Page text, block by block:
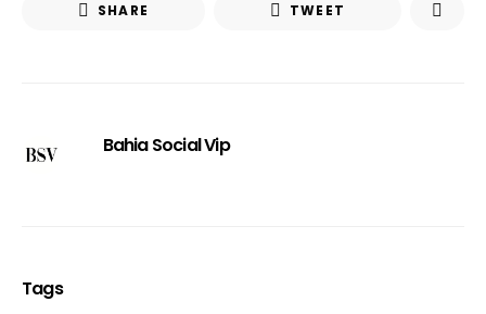
SHARE TWEET
Bahia Social Vip
Tags